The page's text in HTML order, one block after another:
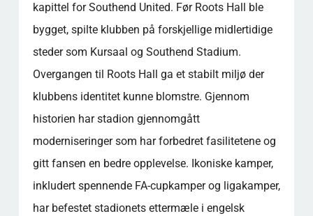
kapittel for Southend United. Før Roots Hall ble
bygget, spilte klubben på forskjellige midlertidige
steder som Kursaal og Southend Stadium.
Overgangen til Roots Hall ga et stabilt miljø der
klubbens identitet kunne blomstre. Gjennom
historien har stadion gjennomgått
moderniseringer som har forbedret fasilitetene og
gitt fansen en bedre opplevelse. Ikoniske kamper,
inkludert spennende FA-cupkamper og ligakamper,
har befestet stadionets ettermæle i engelsk
under en omvisning?
Hvordan bidrar Roots Hall til lokalsamfunnet
utenom fotballarrangementene?
Hvilke attraksjoner i nærheten kan
besøkende utforske når de deltar på et
arrangement på stadion?
Hvilken historisk betydning har Roots Hall i
engelsk fotball?
å oppleve i Roots Hall?
Populære kategorier